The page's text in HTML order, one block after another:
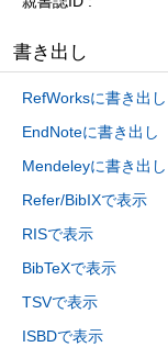
書き出し
RefWorksに書き出し
EndNoteに書き出し
Mendeleyに書き出し
Refer/BibIXで表示
RISで表示
BibTeXで表示
TSVで表示
ISBDで表示